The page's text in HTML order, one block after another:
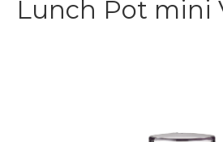
Lunch Pot mini